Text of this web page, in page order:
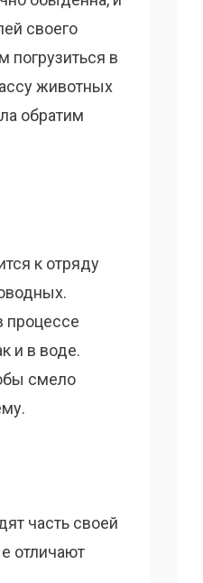
своего
погрузиться в
животных
обратим
к отряду
процессе
и в воде.
смело
часть своей
отличают